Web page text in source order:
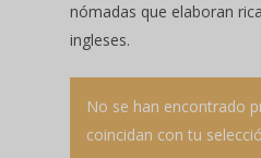
nómadas que elaboran
ingleses.
No se han encontrado
coincidan con tu